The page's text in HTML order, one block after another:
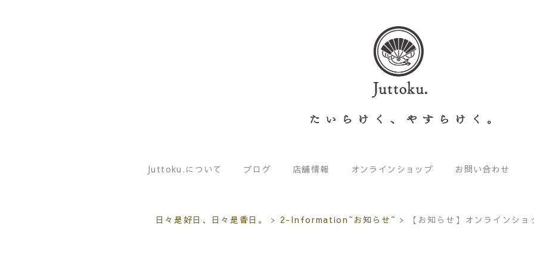
Juttoku.について ブログ 店舗情報 オンラインショップ お問い合わせ
日々是好日、日々是香日。 > 2-Information~お知らせ~ > 【お知らせ】オンラインシ